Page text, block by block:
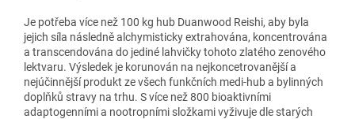
Je potřeba více než 100 kg hub Duanwood Reishi, aby byla
jejich síla následně alchymisticky extrahována, koncentrována
a transcendována do jediné lahvičky tohoto zlatého zenového
lektvaru. Výsledek je korunován na nejkoncetrovanější a
nejúčinnější produkt ze všech funkčních medi-hub a bylinných
doplňků stravy na trhu. S více než 800 bioaktivními
adaptogenními a nootropními složkami vyživuje dle starých